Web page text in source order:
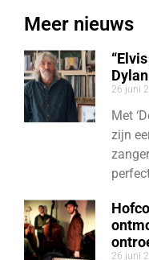
Meer nieuws
26 juni
Met
zijn
26 juni